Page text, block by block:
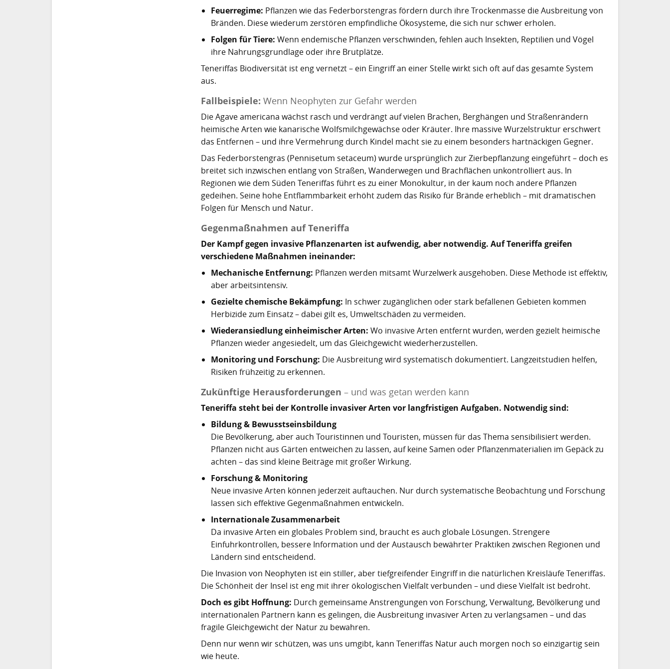
Feuerregime: Pflanzen wie das Federborstengras fördern durch ihre Trockenmasse die Ausbreitung von
Bränden. Diese wiederum zerstören empfindliche Ökosysteme, die sich nur schwer erholen.
Folgen für Tiere: Wenn endemische Pflanzen verschwinden, fehlen auch Insekten, Reptilien und Vögel
ihre Nahrungsgrundlage oder ihre Brutplätze.
Teneriffas Biodiversität ist eng vernetzt – ein Eingriff an einer Stelle wirkt sich oft auf das gesamte System
aus.
Fallbeispiele: Wenn Neophyten zur Gefahr werden
Die Agave americana wächst rasch und verdrängt auf vielen Brachen, Berghängen und Straßenrändern
heimische Arten wie kanarische Wolfsmilchgewächse oder Kräuter. Ihre massive Wurzelstruktur erschwert
das Entfernen – und ihre Vermehrung durch Kindel macht sie zu einem besonders hartnäckigen Gegner.
Das Federborstengras (Pennisetum setaceum) wurde ursprünglich zur Zierbepflanzung eingeführt – doch es
breitet sich inzwischen entlang von Straßen, Wanderwegen und Brachflächen unkontrolliert aus. In
Regionen wie dem Süden Teneriffas führt es zu einer Monokultur, in der kaum noch andere Pflanzen
gedeihen. Seine hohe Entflammbarkeit erhöht zudem das Risiko für Brände erheblich – mit dramatischen
Folgen für Mensch und Natur.
Gegenmaßnahmen auf Teneriffa
Der Kampf gegen invasive Pflanzenarten ist aufwendig, aber notwendig. Auf Teneriffa greifen
verschiedene Maßnahmen ineinander:
Mechanische Entfernung: Pflanzen werden mitsamt Wurzelwerk ausgehoben. Diese Methode ist effektiv,
aber arbeitsintensiv.
Gezielte chemische Bekämpfung: In schwer zugänglichen oder stark befallenen Gebieten kommen
Herbizide zum Einsatz – dabei gilt es, Umweltschäden zu vermeiden.
Wiederansiedlung einheimischer Arten: Wo invasive Arten entfernt wurden, werden gezielt heimische
Pflanzen wieder angesiedelt, um das Gleichgewicht wiederherzustellen.
Monitoring und Forschung: Die Ausbreitung wird systematisch dokumentiert. Langzeitstudien helfen,
Risiken frühzeitig zu erkennen.
Zukünftige Herausforderungen – und was getan werden kann
Teneriffa steht bei der Kontrolle invasiver Arten vor langfristigen Aufgaben. Notwendig sind:
Bildung & Bewusstseinsbildung
Die Bevölkerung, aber auch Touristinnen und Touristen, müssen für das Thema sensibilisiert werden.
Pflanzen nicht aus Gärten entweichen zu lassen, auf keine Samen oder Pflanzenmaterialien im Gepäck zu
achten – das sind kleine Beiträge mit großer Wirkung.
Forschung & Monitoring
Neue invasive Arten können jederzeit auftauchen. Nur durch systematische Beobachtung und Forschung
lassen sich effektive Gegenmaßnahmen entwickeln.
Internationale Zusammenarbeit
Da invasive Arten ein globales Problem sind, braucht es auch globale Lösungen. Strengere
Einfuhrkontrollen, bessere Information und der Austausch bewährter Praktiken zwischen Regionen und
Ländern sind entscheidend.
Die Invasion von Neophyten ist ein stiller, aber tiefgreifender Eingriff in die natürlichen Kreisläufe Teneriffas.
Die Schönheit der Insel ist eng mit ihrer ökologischen Vielfalt verbunden – und diese Vielfalt ist bedroht.
Doch es gibt Hoffnung: Durch gemeinsame Anstrengungen von Forschung, Verwaltung, Bevölkerung und
internationalen Partnern kann es gelingen, die Ausbreitung invasiver Arten zu verlangsamen – und das
fragile Gleichgewicht der Natur zu bewahren.
Denn nur wenn wir schützen, was uns umgibt, kann Teneriffas Natur auch morgen noch so einzigartig sein
wie heute.